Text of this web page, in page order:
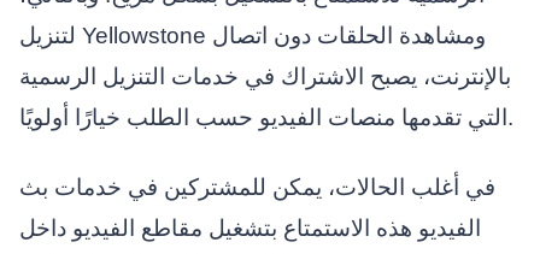
لتنزيل Yellowstone ومشاهدة الحلقات دون اتصال
بالإنترنت، يصبح الاشتراك في خدمات التنزيل الرسمية
التي تقدمها منصات الفيديو حسب الطلب خيارًا أولويًا.
في أغلب الحالات، يمكن للمشتركين في خدمات بث
الفيديو هذه الاستمتاع بتشغيل مقاطع الفيديو داخل